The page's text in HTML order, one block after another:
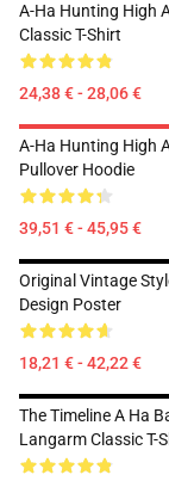
A-Ha Hunting High
Classic T-Shirt
24,38 € - 28,06 €
A-Ha Hunting High
Pullover Hoodie
39,51 € - 45,95 €
Original Vintage
Design Poster
18,21 € - 42,22 €
The Timeline A Ha
Langarm Classic T-